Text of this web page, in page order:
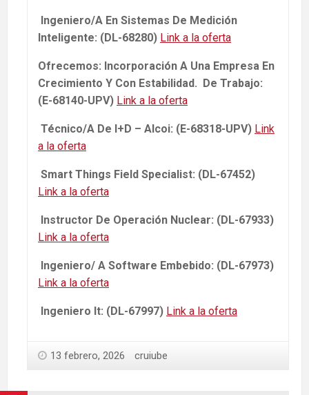
Ingeniero/A En Sistemas De Medición
Inteligente: (DL-68280) Link a la oferta
Ofrecemos: Incorporación A Una Empresa En
Crecimiento Y Con Estabilidad. De Trabajo:
(E-68140-UPV) Link a la oferta
Técnico/A De I+D – Alcoi: (E-68318-UPV) Link
a la oferta
Smart Things Field Specialist: (DL-67452)
Link a la oferta
Instructor De Operación Nuclear: (DL-67933)
Link a la oferta
Ingeniero/ A Software Embebido: (DL-67973)
Link a la oferta
Ingeniero It: (DL-67997) Link a la oferta
13 febrero, 2026 cruiube